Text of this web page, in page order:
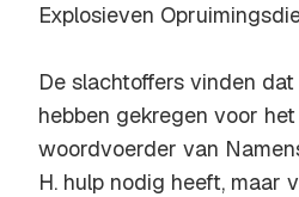
Explosieven
De slachtoffers vinden
hebben gekregen voor
woordvoerder van
H. hulp nodig heeft, maar